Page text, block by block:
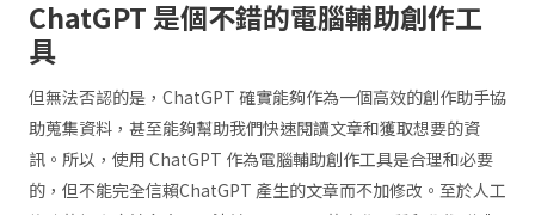
ChatGPT 是個不錯的電腦輔助創作工
具
但無法否認的是，ChatGPT 確實能夠作為一個高效的創作助手協
助蒐集資料，甚至能夠幫助我們快速閱讀文章和獲取想要的資
訊。所以，使用 ChatGPT 作為電腦輔助創作工具是合理和必要
的，但不能完全信賴ChatGPT 產生的文章而不加修改。至於人工